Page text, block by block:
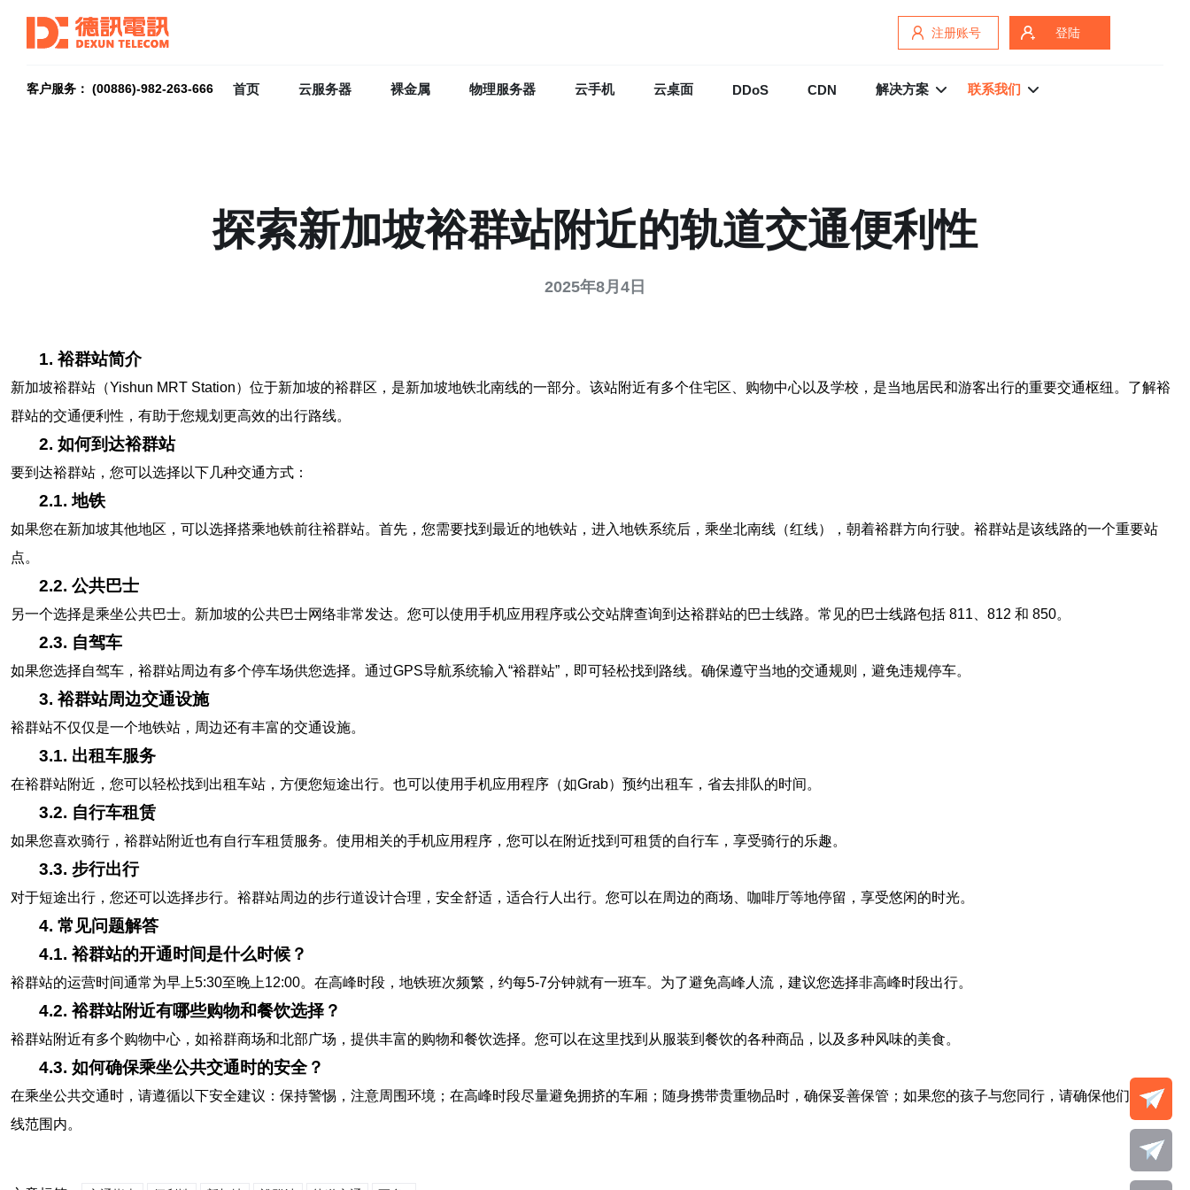
注册账号 登陆
客户服务： (00886)-982-263-666 首页 云服务器 裸金属 物理服务器 云手机 云桌面 DDoS CDN 解决方案 联系我们
探索新加坡裕群站附近的轨道交通便利性
2025年8月4日
1. 裕群站简介
新加坡裕群站（Yishun MRT Station）位于新加坡的裕群区，是新加坡地铁北南线的一部分。该站附近有多个住宅区、购物中心以及学校，是当地居民和游客出行的重要交通枢纽。了解裕
群站的交通便利性，有助于您规划更高效的出行路线。
2. 如何到达裕群站
要到达裕群站，您可以选择以下几种交通方式：
2.1. 地铁
如果您在新加坡其他地区，可以选择搭乘地铁前往裕群站。首先，您需要找到最近的地铁站，进入地铁系统后，乘坐北南线（红线），朝着裕群方向行驶。裕群站是该线路的一个重要站
点。
2.2. 公共巴士
另一个选择是乘坐公共巴士。新加坡的公共巴士网络非常发达。您可以使用手机应用程序或公交站牌查询到达裕群站的巴士线路。常见的巴士线路包括 811、812 和 850。
2.3. 自驾车
如果您选择自驾车，裕群站周边有多个停车场供您选择。通过GPS导航系统输入“裕群站”，即可轻松找到路线。确保遵守当地的交通规则，避免违规停车。
3. 裕群站周边交通设施
裕群站不仅仅是一个地铁站，周边还有丰富的交通设施。
3.1. 出租车服务
在裕群站附近，您可以轻松找到出租车站，方便您短途出行。也可以使用手机应用程序（如Grab）预约出租车，省去排队的时间。
3.2. 自行车租赁
如果您喜欢骑行，裕群站附近也有自行车租赁服务。使用相关的手机应用程序，您可以在附近找到可租赁的自行车，享受骑行的乐趣。
3.3. 步行出行
对于短途出行，您还可以选择步行。裕群站周边的步行道设计合理，安全舒适，适合行人出行。您可以在周边的商场、咖啡厅等地停留，享受悠闲的时光。
4. 常见问题解答
4.1. 裕群站的开通时间是什么时候？
裕群站的运营时间通常为早上5:30至晚上12:00。在高峰时段，地铁班次频繁，约每5-7分钟就有一班车。为了避免高峰人流，建议您选择非高峰时段出行。
4.2. 裕群站附近有哪些购物和餐饮选择？
裕群站附近有多个购物中心，如裕群商场和北部广场，提供丰富的购物和餐饮选择。您可以在这里找到从服装到餐饮的各种商品，以及多种风味的美食。
4.3. 如何确保乘坐公共交通时的安全？
在乘坐公共交通时，请遵循以下安全建议：保持警惕，注意周围环境；在高峰时段尽量避免拥挤的车厢；随身携带贵重物品时，确保妥善保管；如果您的孩子与您同行，请确保他们在您视
线范围内。